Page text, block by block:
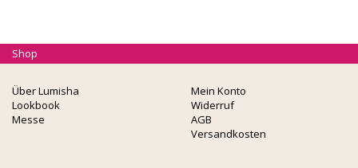
Über Lumisha
Lookbook
Messe
Mein Konto
Widerruf
AGB
Versandkosten
Shop